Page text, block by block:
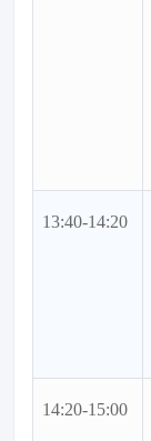
13:40-14:20
14:20-15:00